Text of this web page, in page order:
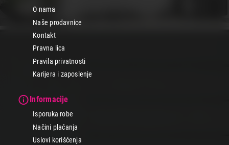
O nama
Naše prodavnice
Kontakt
Pravna lica
Pravila privatnosti
Karijera i zaposlenje
Informacije
Isporuka robe
Načini plaćanja
Uslovi korišćenja